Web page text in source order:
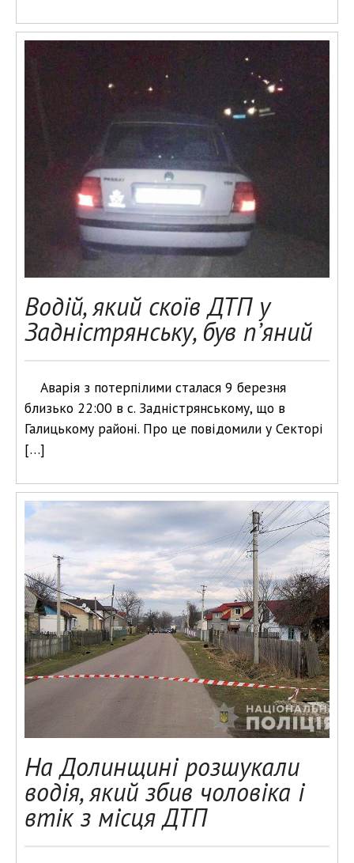
Водій, який скоїв ДТП у
Задністрянську, був п’яний
Аварія з потерпілими сталася 9 березня
близько 22:00 в с. Задністрянському, що в
Галицькому районі. Про це повідомили у Секторі
[…]
На Долинщині розшукали
водія, який збив чоловіка і
втік з місця ДТП